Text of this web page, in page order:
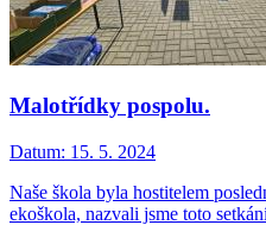
Malotřídky pospolu.
Datum: 15. 5. 2024
Naše škola byla hostitelem
ekoškola, nazvali jsme toto